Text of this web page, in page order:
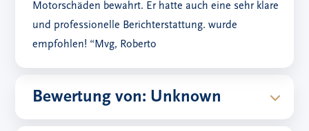
Motorschäden bewahrt. Er hatte auch eine sehr klare
und professionelle Berichterstattung. wurde
empfohlen! “Mvg, Roberto
Bewertung von: Unknown